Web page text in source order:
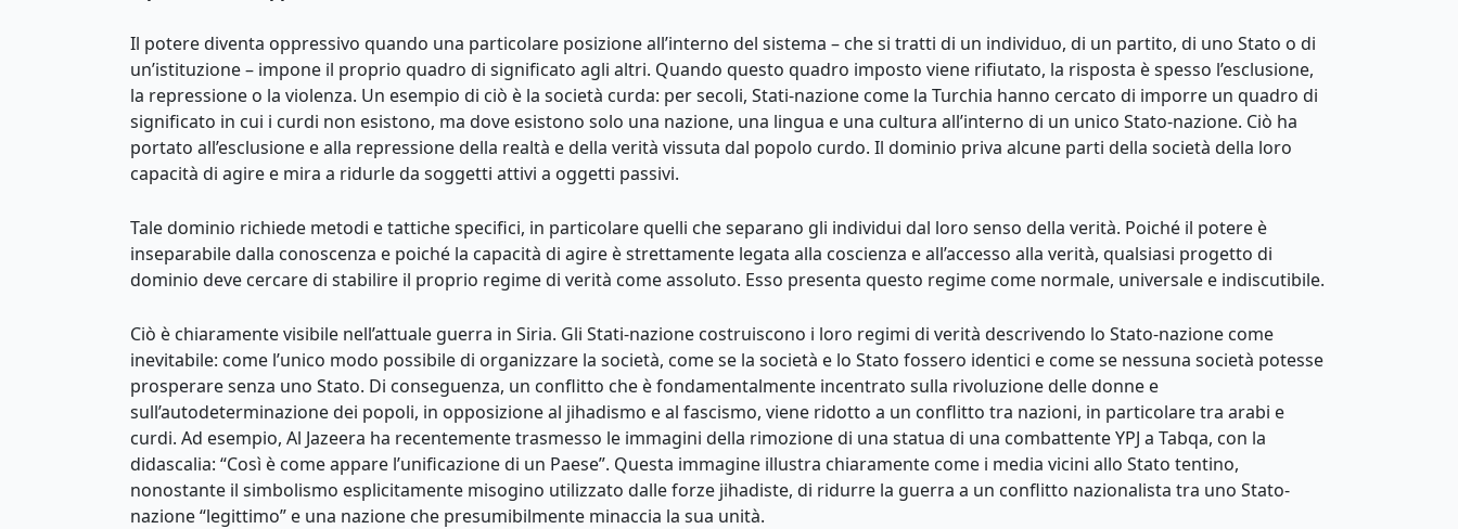
Il potere diventa oppressivo quando una particolare posizione all’interno del sistema – che si tratti di un individuo, di un partito, di uno Stato o di
un’istituzione – impone il proprio quadro di significato agli altri. Quando questo quadro imposto viene rifiutato, la risposta è spesso l’esclusione,
la repressione o la violenza. Un esempio di ciò è la società curda: per secoli, Stati-nazione come la Turchia hanno cercato di imporre un quadro di
significato in cui i curdi non esistono, ma dove esistono solo una nazione, una lingua e una cultura all’interno di un unico Stato-nazione. Ciò ha
portato all’esclusione e alla repressione della realtà e della verità vissuta dal popolo curdo. Il dominio priva alcune parti della società della loro
capacità di agire e mira a ridurle da soggetti attivi a oggetti passivi.
Tale dominio richiede metodi e tattiche specifici, in particolare quelli che separano gli individui dal loro senso della verità. Poiché il potere è
inseparabile dalla conoscenza e poiché la capacità di agire è strettamente legata alla coscienza e all’accesso alla verità, qualsiasi progetto di
dominio deve cercare di stabilire il proprio regime di verità come assoluto. Esso presenta questo regime come normale, universale e indiscutibile.
Ciò è chiaramente visibile nell’attuale guerra in Siria. Gli Stati-nazione costruiscono i loro regimi di verità descrivendo lo Stato-nazione come
inevitabile: come l’unico modo possibile di organizzare la società, come se la società e lo Stato fossero identici e come se nessuna società potesse
prosperare senza uno Stato. Di conseguenza, un conflitto che è fondamentalmente incentrato sulla rivoluzione delle donne e
sull’autodeterminazione dei popoli, in opposizione al jihadismo e al fascismo, viene ridotto a un conflitto tra nazioni, in particolare tra arabi e
curdi. Ad esempio, Al Jazeera ha recentemente trasmesso le immagini della rimozione di una statua di una combattente YPJ a Tabqa, con la
didascalia: “Così è come appare l’unificazione di un Paese”. Questa immagine illustra chiaramente come i media vicini allo Stato tentino,
nonostante il simbolismo esplicitamente misogino utilizzato dalle forze jihadiste, di ridurre la guerra a un conflitto nazionalista tra uno Stato-
nazione “legittimo” e una nazione che presumibilmente minaccia la sua unità.